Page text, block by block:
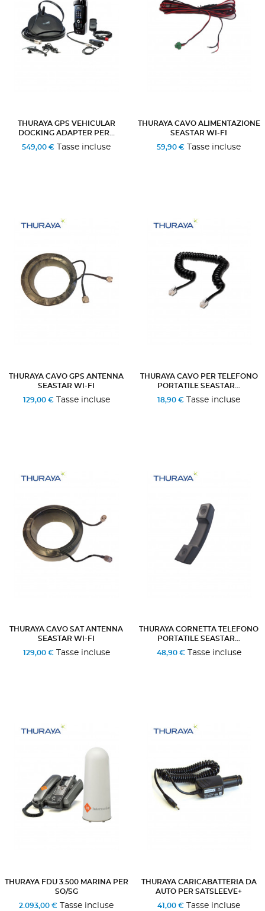
THURAYA GPS VEHICULAR
DOCKING ADAPTER PER...
549,00 € Tasse incluse
THURAYA CAVO ALIMENTAZIONE
SEASTAR WI-FI
59,90 € Tasse incluse
THURAYA CAVO GPS ANTENNA
SEASTAR WI-FI
129,00 €Tasse incluse
THURAYA CAVO PER TELEFONO
PORTATILE SEASTAR...
18,90 € Tasse incluse
THURAYA CAVO SAT ANTENNA
SEASTAR WI-FI
129,00 €Tasse incluse
THURAYA CORNETTA TELEFONO
PORTATILE SEASTAR...
48,90 €Tasse incluse
THURAYA FDU 3.500 MARINA PER
SO/SG
2.093,00 € Tasse incluse
THURAYA CARICABATTERIA DA
AUTO PER SATSLEEVE+
41,00 € Tasse incluse